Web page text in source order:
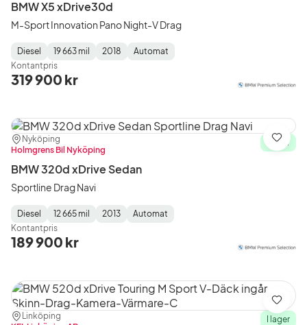
BMW X5 xDrive30d
M-Sport Innovation Pano Night-V Drag
Fuel
Type:
Diesel
Mätarställning:
19 663 mil
Model
Year:
2018
Gearbox
Type:
Automat
Kontantpris
319 900 kr
Plats:
Nyköping
Återförsäljare:
Holmgrens Bil Nyköping
I lager
BMW 320d xDrive Sedan
Sportline Drag Navi
Fuel
Type:
Diesel
Mätarställning:
12 665 mil
Model
Year:
2013
Gearbox
Type:
Automat
Kontantpris
189 900 kr
Spara
Plats:
Linköping
Återförsäljare: I lager
Spara